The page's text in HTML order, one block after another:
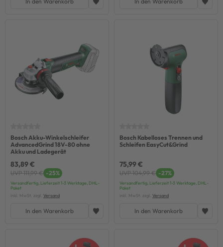
Bosch Akku-Winkelschleifer
AdvancedGrind 18V-80 ohne
Akku und Ladegerät
83,89 €
UVP 111,99 € -25%
Versandfertig, Lieferzeit 1-3 Werktage, DHL-
Paket
inkl. MwSt. zzgl. Versand
In den Warenkorb
Bosch Kabelloses Trennen und
Schleifen EasyCut&Grind
75,99 €
UVP 104,99 € -27%
Versandfertig, Lieferzeit 1-3 Werktage, DHL-
Paket
inkl. MwSt. zzgl. Versand
In den Warenkorb